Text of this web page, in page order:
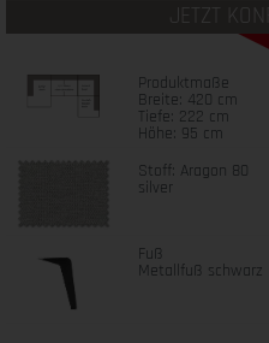
JETZT
Produktmaße
Breite: 420 cm
Tiefe: 222 cm
Höhe: 95 cm
Stoff: Aragon 80
silver
Fuß
Metallfuß schwarz